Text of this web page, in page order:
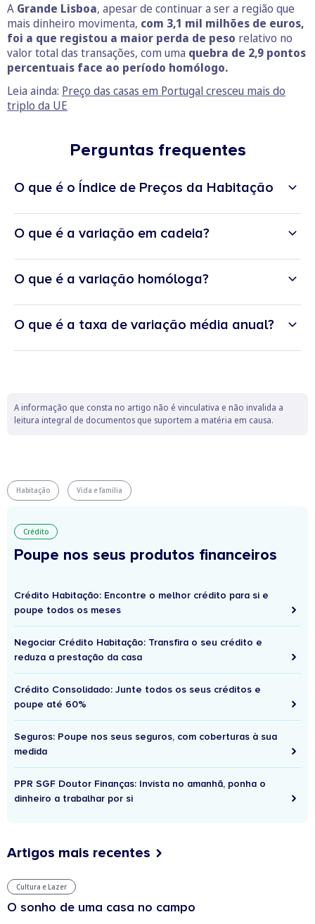
A Grande Lisboa, apesar de continuar a ser a região que
mais dinheiro movimenta, com 3,1 mil milhões de euros,
foi a que registou a maior perda de peso relativo no
valor total das transações, com uma quebra de 2,9 pontos
percentuais face ao período homólogo.
Leia ainda: Preço das casas em Portugal cresceu mais do
triplo da UE
Perguntas frequentes
O que é o Índice de Preços da Habitação
O que é a variação em cadeia?
O que é a variação homóloga?
O que é a taxa de variação média anual?
A informação que consta no artigo não é vinculativa e não invalida a
leitura integral de documentos que suportem a matéria em causa.
Habitação Vida e família
Crédito
Poupe nos seus produtos financeiros
Crédito Habitação: Encontre o melhor crédito para si e
poupe todos os meses
Negociar Crédito Habitação: Transfira o seu crédito e
reduza a prestação da casa
Crédito Consolidado: Junte todos os seus créditos e
poupe até 60%
Seguros: Poupe nos seus seguros, com coberturas à sua
medida
PPR SGF Doutor Finanças: Invista no amanhã, ponha o
dinheiro a trabalhar por si
Artigos mais recentes
Cultura e Lazer
O sonho de uma casa no campo